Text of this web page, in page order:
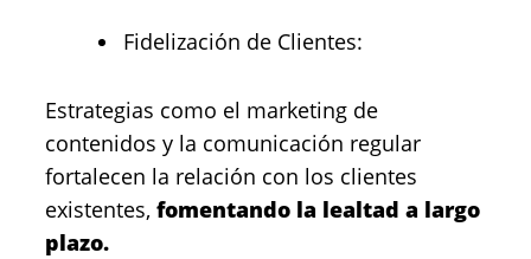
Fidelización de Clientes:
Estrategias como el marketing de
contenidos y la comunicación regular
fortalecen la relación con los clientes
existentes, fomentando la lealtad a largo
plazo.